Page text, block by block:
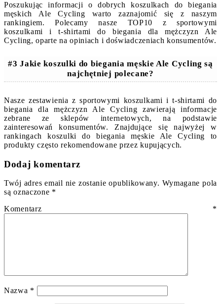
Poszukując informacji o dobrych koszulkach do biegania
męskich Ale Cycling warto zaznajomić się z naszym
rankingiem. Polecamy nasze TOP10 z sportowymi
koszulkami i t-shirtami do biegania dla mężczyzn Ale
Cycling, oparte na opiniach i doświadczeniach konsumentów.
#3 Jakie koszulki do biegania męskie Ale Cycling są
najchętniej polecane?
Nasze zestawienia z sportowymi koszulkami i t-shirtami do
biegania dla mężczyzn Ale Cycling zawierają informacje
zebrane ze sklepów internetowych, na podstawie
zainteresowań konsumentów. Znajdujące się najwyżej w
rankingach koszulki do biegania męskie Ale Cycling to
produkty często rekomendowane przez kupujących.
Dodaj komentarz
Twój adres email nie zostanie opublikowany. Wymagane pola
są oznaczone *
Komentarz *
Nazwa *